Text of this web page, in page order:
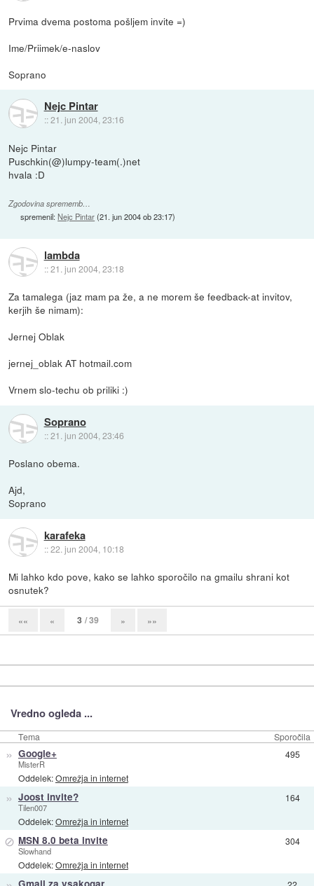
Prvima dvema postoma pošljem invite =)
Ime/Priimek/e-naslov
Soprano
Nejc Pintar
::21. jun 2004, 23:16
Nejc Pintar
Puschkin(@)lumpy-team(.)net
hvala :D
Zgodovina sprememb…
spremenil:Nejc Pintar(21. jun 2004 ob 23:17)
lambda
::21. jun 2004, 23:18
Za tamalega (jaz mam pa že, a ne morem še feedback-at invitov,
kerjih še nimam):
Jernej Oblak
jernej_oblak AT hotmail.com
Vrnem slo-techu ob priliki :)
Soprano
::21. jun 2004, 23:46
Poslano obema.
Ajd,
Soprano
karafeka
::22. jun 2004, 10:18
Mi lahko kdo pove, kako se lahko sporočilo na gmailu shrani kot
osnutek?
«« « 3 / 39 » »»
Vredno ogleda ...
Tema Sporočila
» Google+
MisterR
Oddelek:Omrežja in internet
495
» Joost invite?
Tilen007
Oddelek:Omrežja in internet
164
⊘ MSN 8.0 beta invite
Slowhand
Oddelek:Omrežja in internet
304